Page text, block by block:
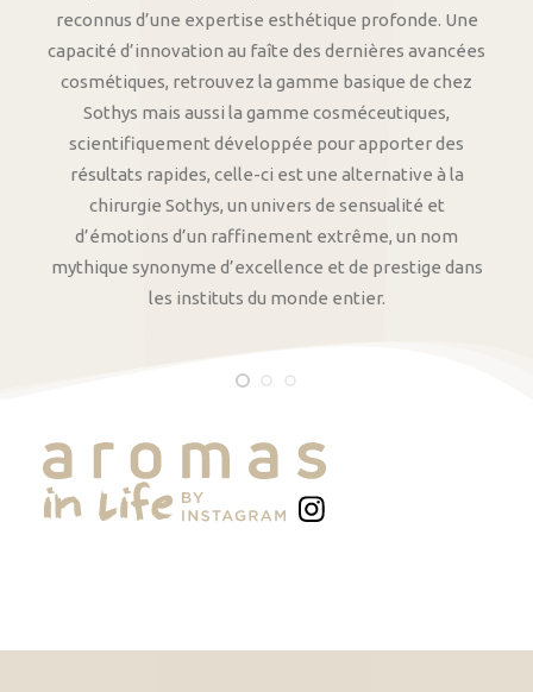
reconnus d’une expertise esthétique profonde. Une
capacité d’innovation au faîte des dernières avancées
cosmétiques, retrouvez la gamme basique de chez
Sothys mais aussi la gamme cosméceutiques,
scientifiquement développée pour apporter des
résultats rapides, celle-ci est une alternative à la
chirurgie Sothys, un univers de sensualité et
d’émotions d’un raffinement extrême, un nom
mythique synonyme d’excellence et de prestige dans
les instituts du monde entier.